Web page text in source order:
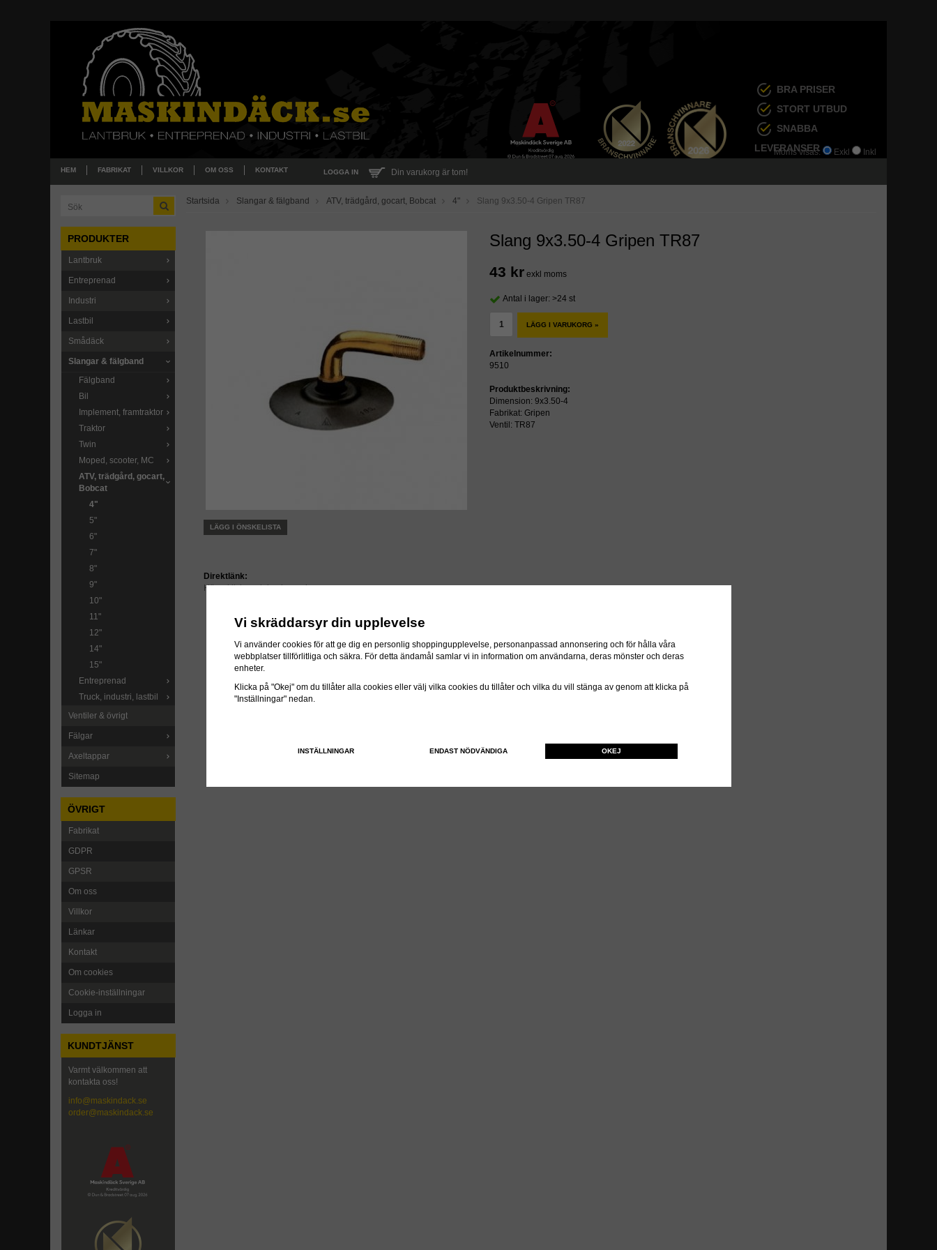
BRA PRISER
STORT UTBUD
SNABBA
LEVERANSER
Moms visas: Exkl Inkl
HEM FABRIKAT VILLKOR OM OSS KONTAKT LOGGA IN Din varukorg är tom!
PRODUKTER
Lantbruk
Entreprenad
Industri
Lastbil
Smådäck
Slangar & fälgband
Fälgband
Bil
Implement, framtraktor
Traktor
Twin
Moped, scooter, MC
ATV, trädgård, gocart,
Bobcat
4"
5"
6"
7"
8"
9"
10"
11"
12"
14"
15"
Entreprenad
Truck, industri, lastbil
Ventiler & övrigt
Fälgar
Axeltappar
Sitemap
ÖVRIGT
Fabrikat
GDPR
GPSR
Om oss
Villkor
Länkar
Kontakt
Om cookies
Cookie-inställningar
Logga in
KUNDTJÄNST
Varmt välkommen att
kontakta oss!
info@maskindack.se
order@maskindack.se
Startsida Slangar & fälgband ATV, trädgård, gocart, Bobcat 4" Slang 9x3.50-4 Gripen TR87
LÄGG I ÖNSKELISTA
Direktlänk:
Högerklicka och kopiera adressen
Slang 9x3.50-4 Gripen TR87
43 kr exkl moms
Antal i lager: >24 st
LÄGG I VARUKORG »
Artikelnummer:
9510
Produktbeskrivning:
Dimension: 9x3.50-4
Fabrikat: Gripen
Ventil: TR87
Vi skräddarsyr din upplevelse
Vi använder cookies för att ge dig en personlig shoppingupplevelse, personanpassad annonsering och för hålla våra
webbplatser tillförlitliga och säkra. För detta ändamål samlar vi in information om användarna, deras mönster och deras
enheter.
Klicka på "Okej" om du tillåter alla cookies eller välj vilka cookies du tillåter och vilka du vill stänga av genom att klicka på
"Inställningar" nedan.
INSTÄLLNINGAR ENDAST NÖDVÄNDIGA OKEJ